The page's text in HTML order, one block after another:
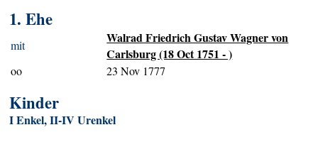
1. Ehe
mit
Walrad Friedrich Gustav Wagner von
Carlsburg (18 Oct 1751 - )
oo 23 Nov 1777
Kinder
I Enkel, II-IV Urenkel